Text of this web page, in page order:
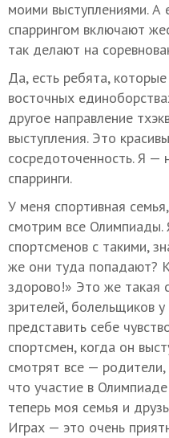
моими выступлениями.
спаррингом включают
так делают на
Да, есть ребята,
восточных
другое направление
выступления. Это
сосредоточенность. Я —
спарринги.
У меня спортивная
смотрим все Олимпиады.
спортсменов с такими,
же они туда попадают?
здорово!» Это же такая
зрителей, болельщиков
представить себе
спортсмен, когда он
смотрят все —
что участие в
теперь моя семья и
Играх — это очень